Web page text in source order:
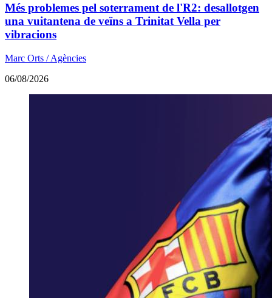
Més problemes pel soterrament de l'R2: desallotgen
una vuitantena de veïns a Trinitat Vella per
vibracions
Marc Orts / Agències
06/08/2026